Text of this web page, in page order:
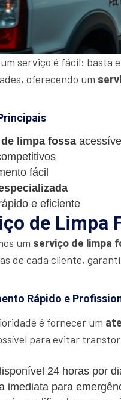
serviço é fácil: basta
oferecendo um
limpa fossa acessível
fácil
e eficiente
de Limpa
um serviço de limpa
de cada cliente,
Rápido e
é fornecer um
para evitar
24 horas por
imediata para